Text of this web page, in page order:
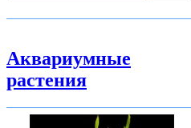
Аквариумные
растения